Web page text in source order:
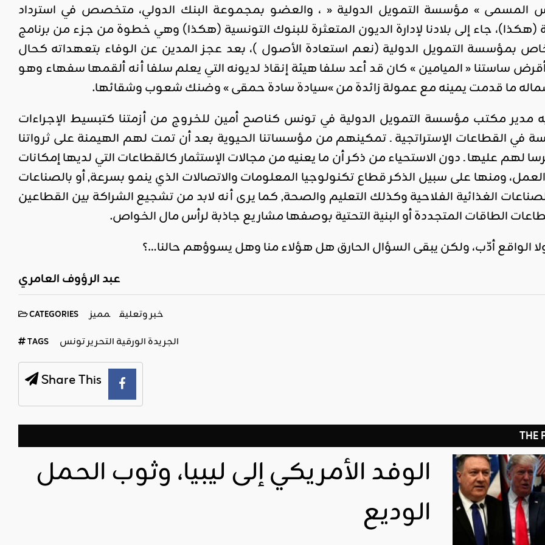
المسمى » مؤسسة التمويل الدولية « ، والعضو بمجموعة البنك الدولي، متخصص في استرداد
جاء إلى بلادنا لإدارة الديون المتعثرة للبنوك التونسية (هكذا) وهي خطوة من جزء من برنامج
بمؤسسة التمويل الدولية (نعم استعادة الأصول )، بعد عجز المدين عن الوفاء بتعهداته كحال
ساستنا « الميامين » كان قد أعد سلفا هيئة إنقاذ لديونه التي يعلم سلفا أنه ألقمها سفهاء وهو
ما قدمت يمينه مع عمولة زائدة من »سيادة سادة حمقى » وضنك شعوب وشقائها.
مدير مكتب مؤسسة التمويل الدولية في تونس كناصح أمين للخروج من أزمتنا كتبسيط الإجراءات
في القطاعات الإستراتجية ـ تمكينهم من مؤسساتنا الحيوية بعد أن تمت لهم الهيمنة على ثرواتنا
لهم عليها ـ دون الاستحياء من ذكر أن ما يعنيه من مجالات الإستثمار كالقطاعات التي لديها إمكانات
ومنها على سبيل الذكر قطاع تكنولوجيا المعلومات والاتصالات الذي ينمو بسرعة, أو بالصناعات
الغذائية الفلاحية وكذلك التعليم والصحة, كما يرى أنه لابد من تشجيع الشراكة بين القطاعين
الطاقات المتجددة أو البنية التحتية بوصفها مشاريع جاذبة لرأس مال الخواص.
ولا الواقع أدّب، ولكن يبقى السؤال الحارق هل هؤلاء منا وهل يسوؤهم حالنا…؟
عبد الرؤوف العامري
CATEGORIES خبر وتعليق مميز
TAGS الجريدة الورقية التحرير تونس
Share This
THE
الوفد الأمريكي إلى ليبيا، وثوب الحمل
الوديع
اقليمي ودولي
صدور
العدد 601
من جريدة
التحرير
ahmed
- juillet 26,
2026
Read More